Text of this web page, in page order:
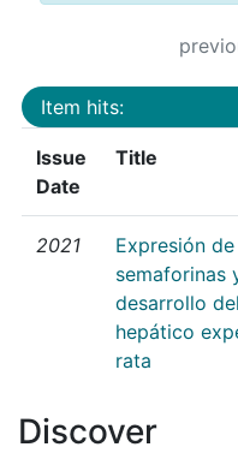
Item hits:
Issue
Date
Title
2021
Expresión
semaforinas
desarrollo
hepático
rata
Discover